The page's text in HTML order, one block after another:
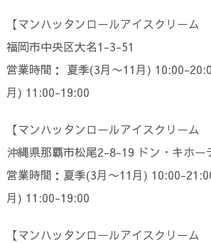
【マンハッタンロールアイスクリーム
福岡市中央区大名1-3-51
営業時間： 夏季(3月〜11月) 10:00-
月) 11:00-19:00
【マンハッタンロールアイスクリーム
沖縄県那覇市松尾2-8-19 ドン・キホー
営業時間：夏季(3月〜11月) 10:00-
月) 11:00-19:00
【マンハッタンロールアイスクリーム